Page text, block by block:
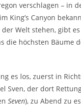
verschlagen – in
King’s Canyon
Welt stehen, gibt
die höchsten Bäume
es los, zuerst in
Sven, der dort
Seven), zu Abend zu